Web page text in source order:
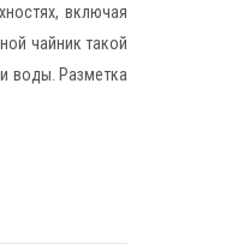
включая
чайник такой
воды. Разметка